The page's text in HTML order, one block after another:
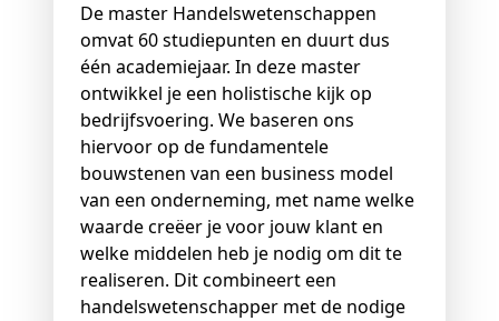
De master Handelswetenschappen
omvat 60 studiepunten en duurt dus
één academiejaar. In deze master
ontwikkel je een holistische kijk op
bedrijfsvoering. We baseren ons
hiervoor op de fundamentele
bouwstenen van een business model
van een onderneming, met name welke
waarde creëer je voor jouw klant en
welke middelen heb je nodig om dit te
realiseren. Dit combineert een
handelswetenschapper met de nodige